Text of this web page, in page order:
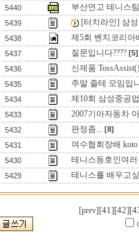
5440 부산연고 테니스
5439 [터치라인] 삼
5438 제5회 벤치코리아
5437 질문입니다???? [5]
5436
신제품
5435 주말 즐테 모임입
5434 제10회 삼성중공
5433 2007기아자동차
5432 판정좀... [8]
5431
여수협회장배
5430 테니스동호인여
5429 테니스를 배우고
[prev] [41][42]